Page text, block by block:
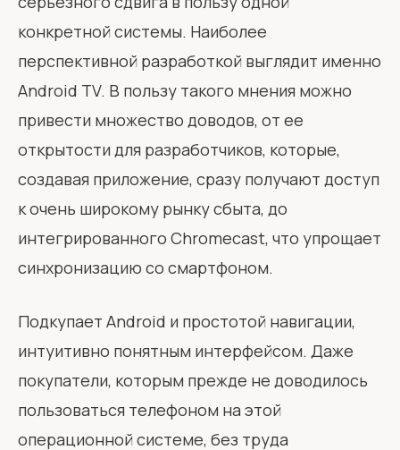
конкретной системы. Наиболее
перспективной разработкой выглядит именно
Android TV. В пользу такого мнения можно
привести множество доводов, от ее
открытости для разработчиков, которые,
создавая приложение, сразу получают доступ
к очень широкому рынку сбыта, до
интегрированного Chromecast, что упрощает
синхронизацию со смартфоном.
Подкупает Android и простотой навигации,
интуитивно понятным интерфейсом. Даже
покупатели, которым прежде не доводилось
пользоваться телефоном на этой
операционной системе, без труда